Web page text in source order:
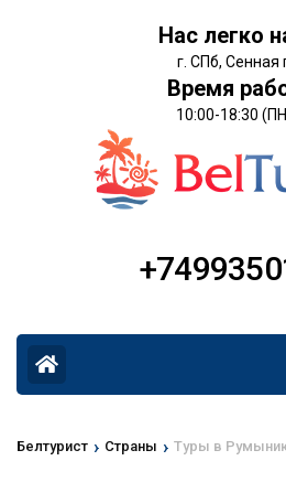
Нас легко
г. СПб, Сенная
Время
10:00-18:30
Белтурист › Страны › Туры в